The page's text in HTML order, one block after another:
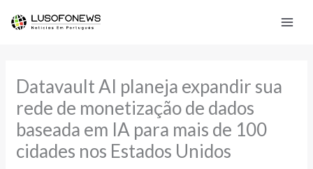
Datavault AI planeja expandir sua
rede de monetização de dados
baseada em IA para mais de 100
cidades nos Estados Unidos